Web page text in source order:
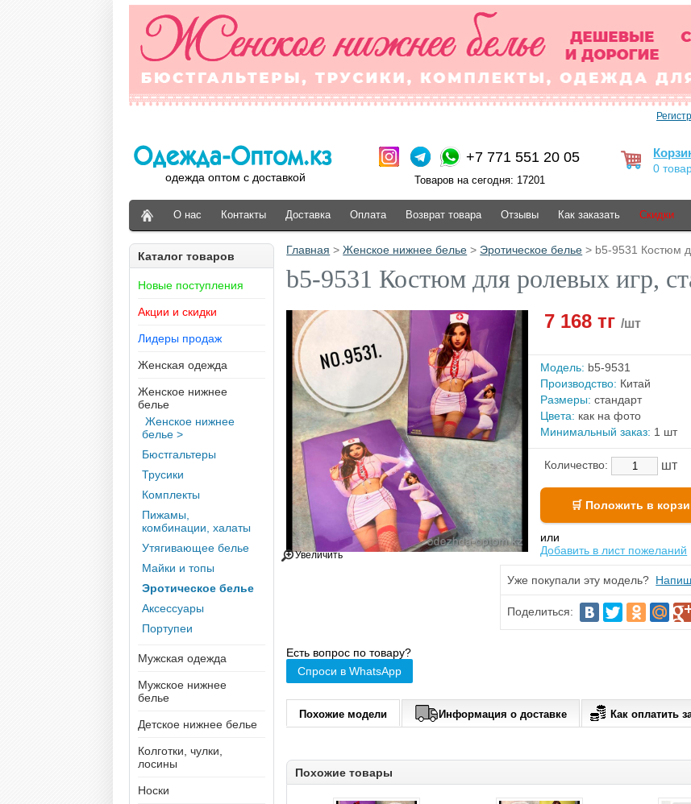
одежда оптом с доставкой
+7 771 551 20 05
Товаров на сегодня: 17201
0
О нас Контакты Доставка Оплата Возврат товара Отзывы Как заказать Скидки
Каталог товаров
Новые поступления
Акции и скидки
Лидеры продаж
Женская одежда
Женское нижнее
белье
Женское нижнее
белье >
Бюстгальтеры
Трусики
Комплекты
Пижамы,
комбинации, халаты
Утягивающее белье
Майки и топы
Эротическое белье
Аксессуары
Портупеи
Мужская одежда
Мужское нижнее
белье
Детское нижнее белье
Колготки, чулки,
лосины
Носки
Главная >Женское нижнее белье > Эротическое белье > b5-9531 Костюм
b5-9531 Костюм для ролевых игр,
Увеличить
7 168 тг/шт
Модель: b5-9531
Производство: Китай
Размеры: стандарт
Цвета: как на фото
Минимальный заказ: 1 шт
Количество: шт
или
Добавить в лист пожеланий
Уже покупали эту модель?
Поделиться:
Есть вопрос по товару?
Спроси в WhatsApp
Похожие модели Информация о доставке Как оплатить
Похожие товары